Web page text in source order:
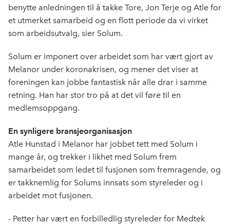
benytte anledningen til å takke Tore, Jon Terje og Atle for
et utmerket samarbeid og en flott periode da vi virket
som arbeidsutvalg, sier Solum.
Solum er imponert over arbeidet som har vært gjort av
Melanor under koronakrisen, og mener det viser at
foreningen kan jobbe fantastisk når alle drar i samme
retning. Han har stor tro på at det vil føre til en
medlemsoppgang.
En synligere bransjeorganisasjon
Atle Hunstad i Melanor har jobbet tett med Solum i
mange år, og trekker i likhet med Solum frem
samarbeidet som ledet til fusjonen som fremragende, og
er takknemlig for Solums innsats som styreleder og i
arbeidet mot fusjonen.
- Petter har vært en forbilledlig styreleder for Medtek